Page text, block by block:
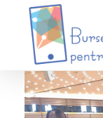
Bursele JTI pentru Jurnalisti
ediția 2018-2019